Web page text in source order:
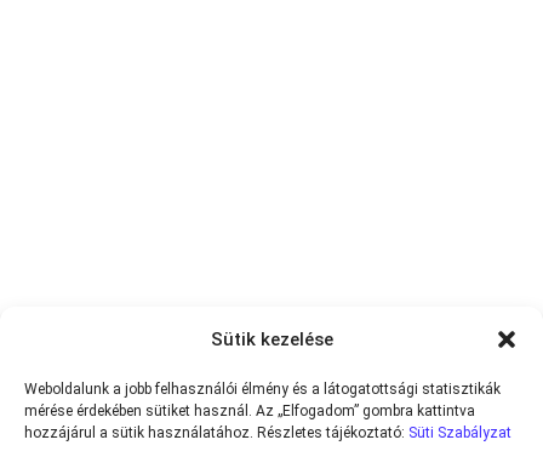
Sütik kezelése
Weboldalunk a jobb felhasználói élmény és a látogatottsági statisztikák
mérése érdekében sütiket használ. Az „Elfogadom” gombra kattintva
hozzájárul a sütik használatához. Részletes tájékoztató: Süti Szabályzat